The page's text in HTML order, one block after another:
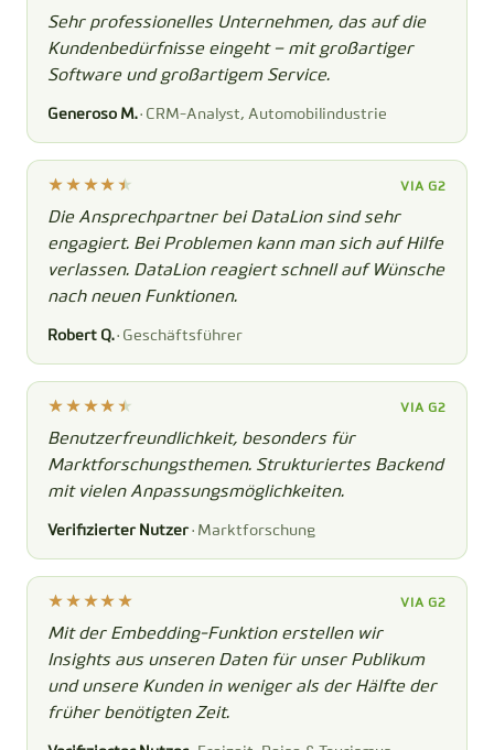
Sehr professionelles Unternehmen, das auf die
Kundenbedürfnisse eingeht – mit großartiger
Software und großartigem Service.
Generoso M. · CRM-Analyst, Automobilindustrie
VIA G2
Die Ansprechpartner bei DataLion sind sehr
engagiert. Bei Problemen kann man sich auf Hilfe
verlassen. DataLion reagiert schnell auf Wünsche
nach neuen Funktionen.
Robert Q. · Geschäftsführer
VIA G2
Benutzerfreundlichkeit, besonders für
Marktforschungsthemen. Strukturiertes Backend
mit vielen Anpassungsmöglichkeiten.
Verifizierter Nutzer · Marktforschung
VIA G2
Mit der Embedding-Funktion erstellen wir
Insights aus unseren Daten für unser Publikum
und unsere Kunden in weniger als der Hälfte der
früher benötigten Zeit.